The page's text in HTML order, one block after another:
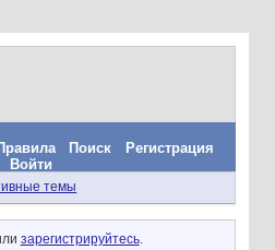
Поиск
Регистрация
Войти
темы
зарегистрируйтесь.